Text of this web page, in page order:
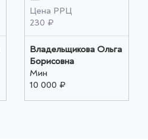
Цена РРЦ
230 ₽
Владельщикова Ольга
Борисовна
Мин
10 000 ₽